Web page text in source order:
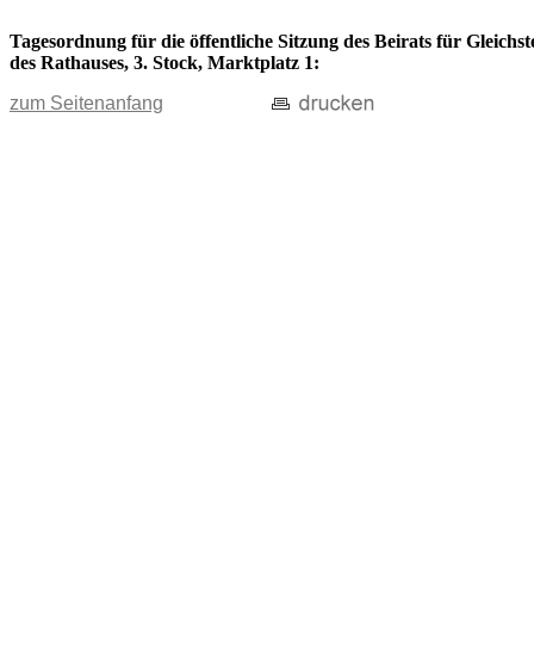
Tagesordnung für die öffentliche Sitzung des Beirats für
des Rathauses, 3. Stock, Marktplatz 1:
zum Seitenanfang